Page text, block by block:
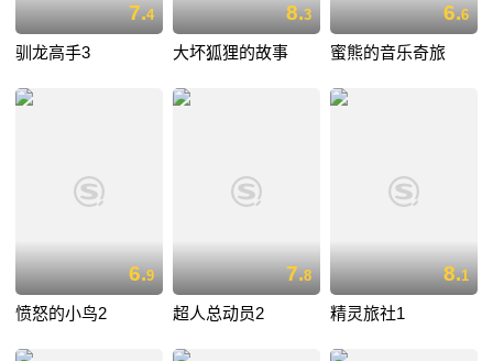
7.4
驯龙高手3
8.3
大坏狐狸的故事
6.6
蜜熊的音乐奇旅
6.9
愤怒的小鸟2
7.8
超人总动员2
8.1
精灵旅社1